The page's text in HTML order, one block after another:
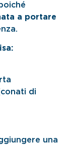
a portare
di
una